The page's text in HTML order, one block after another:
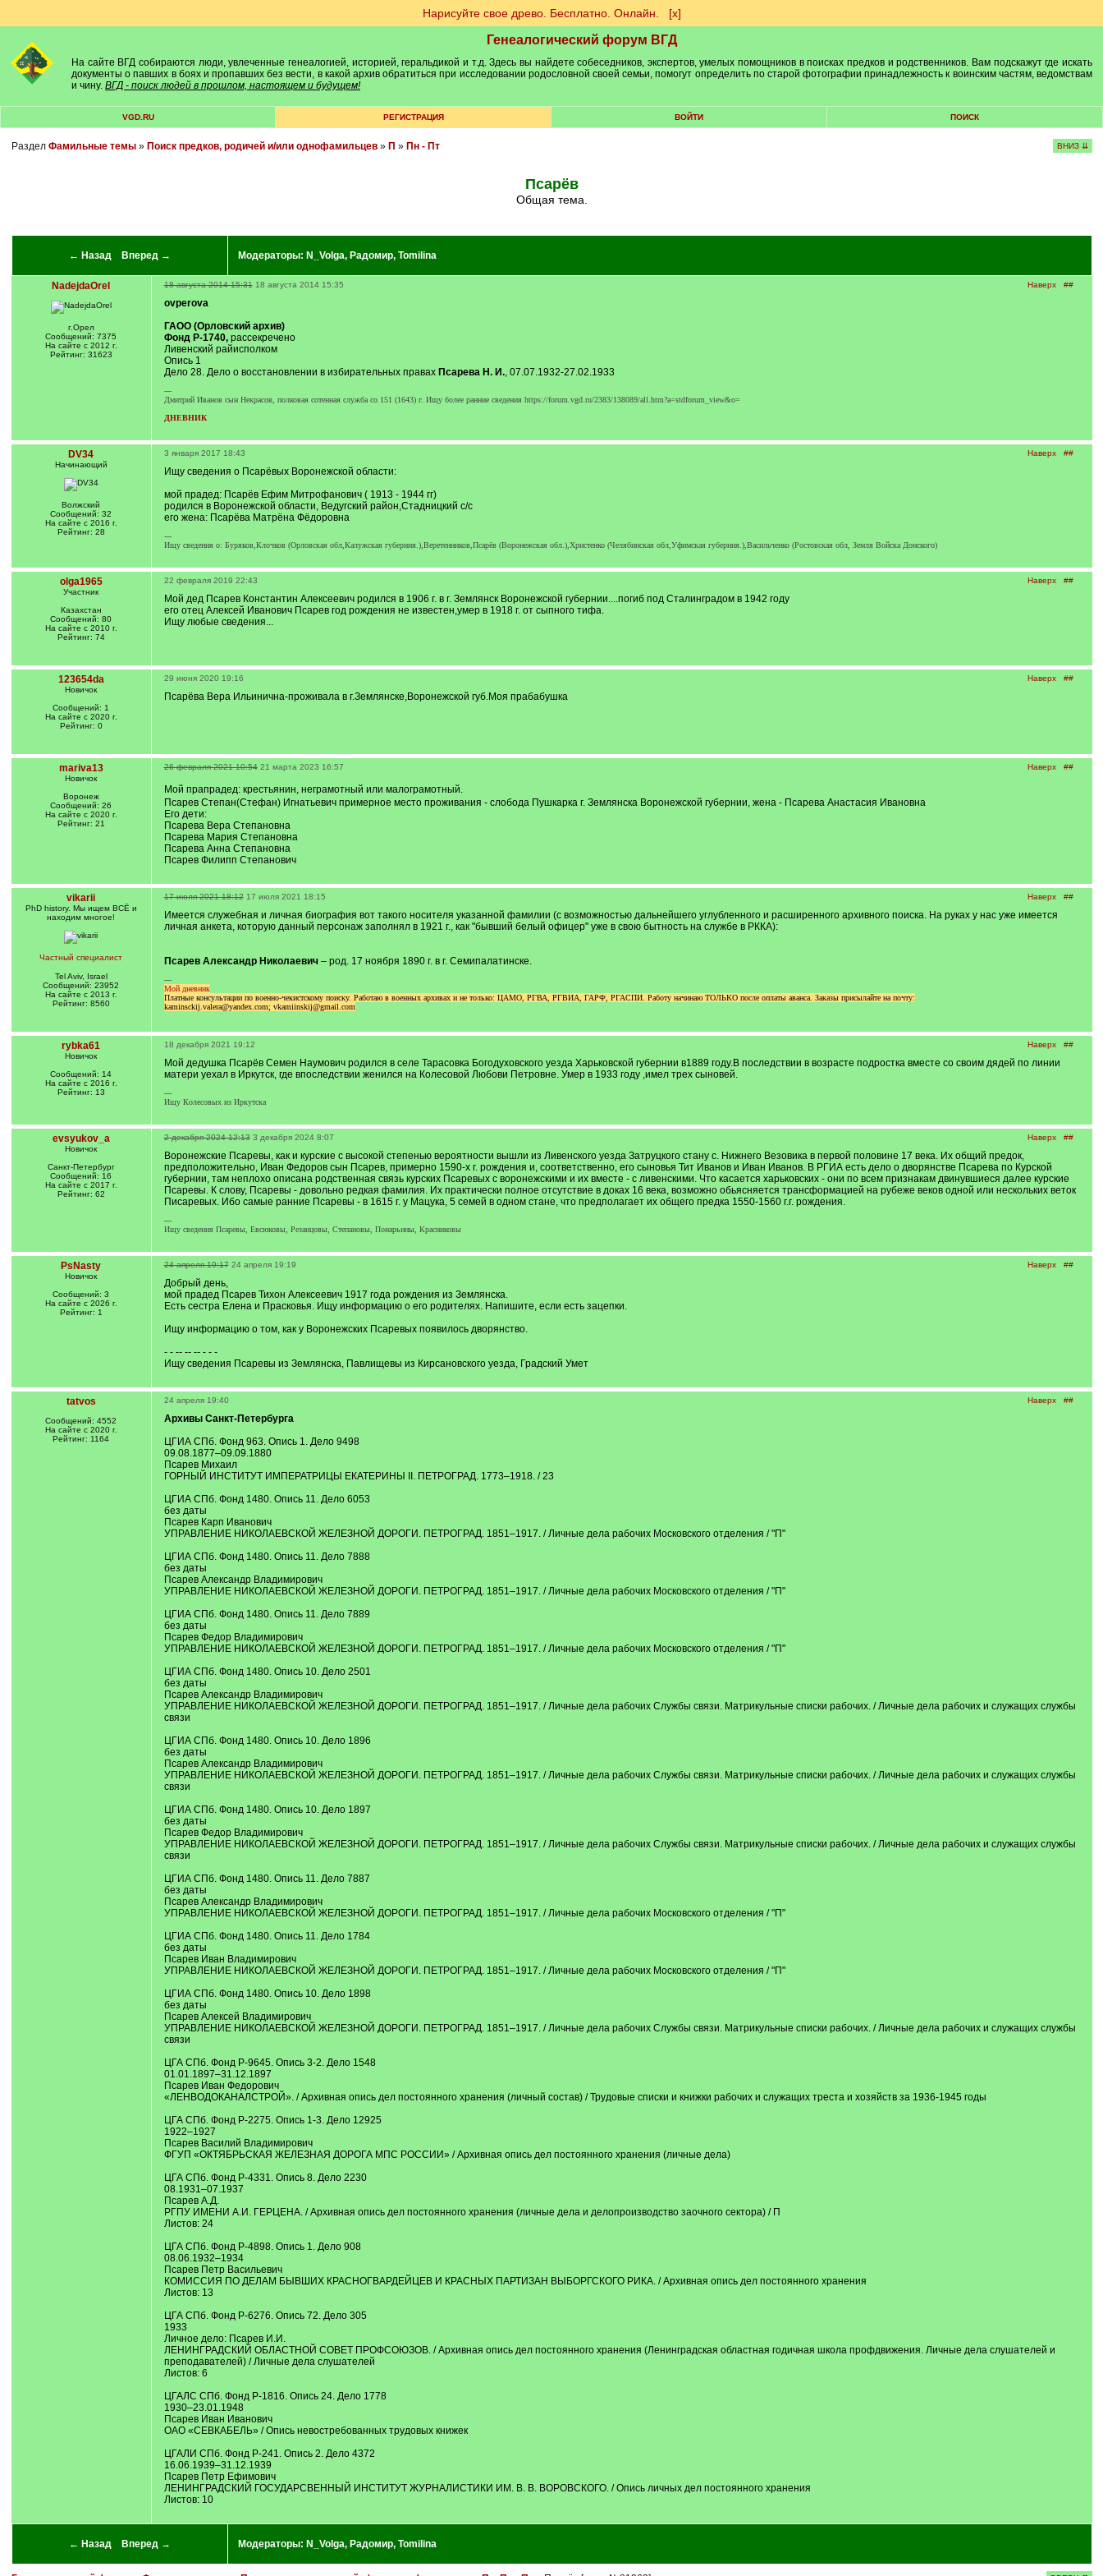
Нарисуйте свое древо. Бесплатно. Онлайн. [х]
Генеалогический форум ВГД
На сайте ВГД собираются люди, увлеченные генеалогией, историей, геральдикой и т.д. Здесь вы найдете собеседников, экспертов, умелых помощников в поисках предков и родственников. Вам подскажут где искать
документы о павших в боях и пропавших без вести, в какой архив обратиться при исследовании родословной своей семьи, помогут определить по старой фотографии принадлежность к воинским частям, ведомствам
и чину. ВГД - поиск людей в прошлом, настоящем и будущем!
VGD.RU РЕГИСТРАЦИЯ ВОЙТИ ПОИСК
Раздел Фамильные темы» Поиск предков, родичей и/или однофамильцев» П » Пн - Пт ВНИЗ ⇊
Псарёв
Общая тема.
← Назад Вперед → Модераторы: N_Volga, Радомир, Tomilina
NadejdaOrel
г.Орел
Сообщений: 7375
На сайте с 2012 г.
Рейтинг: 31623
Наверх ##
18 августа 2014 15:31 18 августа 2014 15:35
ovperova
ГАОО (Орловский архив)
Фонд Р-1740,рассекречено
Ливенский райисполком
Опись 1
Дело 28. Дело о восстановлении в избирательных правах Псарева Н. И., 07.07.1932-27.02.1933
---
Дмитрий Иванов сын Некрасов, полковая сотенная служба со 151 (1643) г. Ищу более ранние сведения https://forum.vgd.ru/2383/138089/all.htm?a=stdforum_view&o=
ДНЕВНИК
DV34
Начинающий
Волжский
Сообщений: 32
На сайте с 2016 г.
Рейтинг: 28
Наверх ##
3 января 2017 18:43
Ищу сведения о Псарёвых Воронежской области:
мой прадед: Псарёв Ефим Митрофанович ( 1913 - 1944 гг)
родился в Воронежской области, Ведугский район,Стадницкий с/с
его жена: Псарёва Матрёна Фёдоровна
---
Ищу сведения о: Буряков,Клочков (Орловская обл,Калужская губерния.),Веретенников,Псарёв (Воронежская обл.),Христенко (Челябинская обл,Уфимская губерния.),Васильченко (Ростовская обл, Земля Войска Донского)
olga1965
Участник
Казахстан
Сообщений: 80
На сайте с 2010 г.
Рейтинг: 74
Наверх ##
22 февраля 2019 22:43
Мой дед Псарев Константин Алексеевич родился в 1906 г. в г. Землянск Воронежской губернии....погиб под Сталинградом в 1942 году
его отец Алексей Иванович Псарев год рождения не известен,умер в 1918 г. от сыпного тифа.
Ищу любые сведения...
123654da
Новичок
Сообщений: 1
На сайте с 2020 г.
Рейтинг: 0
Наверх ##
29 июня 2020 19:16
Псарёва Вера Ильинична-проживала в г.Землянске,Воронежской губ.Моя прабабушка
mariva13
Новичок
Воронеж
Сообщений: 26
На сайте с 2020 г.
Рейтинг: 21
Наверх ##
26 февраля 2021 10:54 21 марта 2023 16:57
Мой прапрадед: крестьянин, неграмотный или малограмотный.
Псарев Степан(Стефан) Игнатьевич примерное место проживания - слобода Пушкарка г. Землянска Воронежской губернии, жена - Псарева Анастасия Ивановна
Его дети:
Псарева Вера Степановна
Псарева Мария Степановна
Псарева Анна Степановна
Псарев Филипп Степанович
vikarii
PhD history. Мы ищем ВСЁ и
находим многое!
Частный специалист
Tel Aviv, Israel
Сообщений: 23952
На сайте с 2013 г.
Рейтинг: 8560
Наверх ##
17 июля 2021 18:12 17 июля 2021 18:15
Имеется служебная и личная биография вот такого носителя указанной фамилии (с возможностью дальнейшего углубленного и расширенного архивного поиска. На руках у нас уже имеется
личная анкета, которую данный персонаж заполнял в 1921 г., как "бывший белый офицер" уже в свою бытность на службе в РККА):
Псарев Александр Николаевич– род. 17 ноября 1890 г. в г. Семипалатинске.
---
Мой дневник
Платные консультации по военно-чекистскому поиску. Работаю в военных архивах и не только: ЦАМО, РГВА, РГВИА, ГАРФ, РГАСПИ. Работу начинаю ТОЛЬКО после оплаты аванса. Заказы присылайте на почту:
kaminsckij.valera@yandex.com; vkamiinskij@gmail.com
rybka61
Новичок
Сообщений: 14
На сайте с 2016 г.
Рейтинг: 13
Наверх ##
18 декабря 2021 19:12
Мой дедушка Псарёв Семен Наумович родился в селе Тарасовка Богодуховского уезда Харьковской губернии в1889 году.В последствии в возрасте подростка вместе со своим дядей по линии
матери уехал в Иркутск, где впоследствии женился на Колесовой Любови Петровне. Умер в 1933 году ,имел трех сыновей.
---
Ищу Колесовых из Иркутска
evsyukov_a
Новичок
Санкт-Петербург
Сообщений: 16
На сайте с 2017 г.
Рейтинг: 62
Наверх ##
2 декабря 2024 12:13 3 декабря 2024 8:07
Воронежские Псаревы, как и курские с высокой степенью вероятности вышли из Ливенского уезда Затруцкого стану с. Нижнего Везовика в первой половине 17 века. Их общий предок,
предположительно, Иван Федоров сын Псарев, примерно 1590-х г. рождения и, соответственно, его сыновья Тит Иванов и Иван Иванов. В РГИА есть дело о дворянстве Псарева по Курской
губернии, там неплохо описана родственная связь курских Псаревых с воронежскими и их вместе - с ливенскими. Что касается харьковских - они по всем признакам двинувшиеся далее курские
Псаревы. К слову, Псаревы - довольно редкая фамилия. Их практически полное отсутствие в доках 16 века, возможно обьясняется трансформацией на рубеже веков одной или нескольких веток
Писаревых. Ибо самые ранние Псаревы - в 1615 г. у Мацука, 5 семей в одном стане, что предполагает их общего предка 1550-1560 г.г. рождения.
---
Ищу сведения Псаревы, Евсюковы, Резанцовы, Степановы, Понарьины, Красниковы
PsNasty
Новичок
Сообщений: 3
На сайте с 2026 г.
Рейтинг: 1
Наверх ##
24 апреля 19:17 24 апреля 19:19
Добрый день,
мой прадед Псарев Тихон Алексеевич 1917 года рождения из Землянска.
Есть сестра Елена и Прасковья. Ищу информацию о его родителях. Напишите, если есть зацепки.
Ищу информацию о том, как у Воронежских Псаревых появилось дворянство.
- - -- -- -- - - -
Ищу сведения Псаревы из Землянска, Павлищевы из Кирсановского уезда, Градский Умет
tatvos
Сообщений: 4552
На сайте с 2020 г.
Рейтинг: 1164
Наверх ##
24 апреля 19:40
Архивы Санкт-Петербурга
ЦГИА СПб. Фонд 963. Опись 1. Дело 9498
09.08.1877–09.09.1880
Псарев Михаил
ГОРНЫЙ ИНСТИТУТ ИМПЕРАТРИЦЫ ЕКАТЕРИНЫ II. ПЕТРОГРАД. 1773–1918. / 23
ЦГИА СПб. Фонд 1480. Опись 11. Дело 6053
без даты
Псарев Карп Иванович
УПРАВЛЕНИЕ НИКОЛАЕВСКОЙ ЖЕЛЕЗНОЙ ДОРОГИ. ПЕТРОГРАД. 1851–1917. / Личные дела рабочих Московского отделения / "П"
ЦГИА СПб. Фонд 1480. Опись 11. Дело 7888
без даты
Псарев Александр Владимирович
УПРАВЛЕНИЕ НИКОЛАЕВСКОЙ ЖЕЛЕЗНОЙ ДОРОГИ. ПЕТРОГРАД. 1851–1917. / Личные дела рабочих Московского отделения / "П"
ЦГИА СПб. Фонд 1480. Опись 11. Дело 7889
без даты
Псарев Федор Владимирович
УПРАВЛЕНИЕ НИКОЛАЕВСКОЙ ЖЕЛЕЗНОЙ ДОРОГИ. ПЕТРОГРАД. 1851–1917. / Личные дела рабочих Московского отделения / "П"
ЦГИА СПб. Фонд 1480. Опись 10. Дело 2501
без даты
Псарев Александр Владимирович
УПРАВЛЕНИЕ НИКОЛАЕВСКОЙ ЖЕЛЕЗНОЙ ДОРОГИ. ПЕТРОГРАД. 1851–1917. / Личные дела рабочих Службы связи. Матрикульные списки рабочих. / Личные дела рабочих и служащих службы
связи
ЦГИА СПб. Фонд 1480. Опись 10. Дело 1896
без даты
Псарев Александр Владимирович
УПРАВЛЕНИЕ НИКОЛАЕВСКОЙ ЖЕЛЕЗНОЙ ДОРОГИ. ПЕТРОГРАД. 1851–1917. / Личные дела рабочих Службы связи. Матрикульные списки рабочих. / Личные дела рабочих и служащих службы
связи
ЦГИА СПб. Фонд 1480. Опись 10. Дело 1897
без даты
Псарев Федор Владимирович
УПРАВЛЕНИЕ НИКОЛАЕВСКОЙ ЖЕЛЕЗНОЙ ДОРОГИ. ПЕТРОГРАД. 1851–1917. / Личные дела рабочих Службы связи. Матрикульные списки рабочих. / Личные дела рабочих и служащих службы
связи
ЦГИА СПб. Фонд 1480. Опись 11. Дело 7887
без даты
Псарев Александр Владимирович
УПРАВЛЕНИЕ НИКОЛАЕВСКОЙ ЖЕЛЕЗНОЙ ДОРОГИ. ПЕТРОГРАД. 1851–1917. / Личные дела рабочих Московского отделения / "П"
ЦГИА СПб. Фонд 1480. Опись 11. Дело 1784
без даты
Псарев Иван Владимирович
УПРАВЛЕНИЕ НИКОЛАЕВСКОЙ ЖЕЛЕЗНОЙ ДОРОГИ. ПЕТРОГРАД. 1851–1917. / Личные дела рабочих Московского отделения / "П"
ЦГИА СПб. Фонд 1480. Опись 10. Дело 1898
без даты
Псарев Алексей Владимирович
УПРАВЛЕНИЕ НИКОЛАЕВСКОЙ ЖЕЛЕЗНОЙ ДОРОГИ. ПЕТРОГРАД. 1851–1917. / Личные дела рабочих Службы связи. Матрикульные списки рабочих. / Личные дела рабочих и служащих службы
связи
ЦГА СПб. Фонд Р-9645. Опись 3-2. Дело 1548
01.01.1897–31.12.1897
Псарев Иван Федорович
«ЛЕНВОДОКАНАЛСТРОЙ». / Архивная опись дел постоянного хранения (личный состав) / Трудовые списки и книжки рабочих и служащих треста и хозяйств за 1936-1945 годы
ЦГА СПб. Фонд Р-2275. Опись 1-3. Дело 12925
1922–1927
Псарев Василий Владимирович
ФГУП «ОКТЯБРЬСКАЯ ЖЕЛЕЗНАЯ ДОРОГА МПС РОССИИ» / Архивная опись дел постоянного хранения (личные дела)
ЦГА СПб. Фонд Р-4331. Опись 8. Дело 2230
08.1931–07.1937
Псарев А.Д.
РГПУ ИМЕНИ А.И. ГЕРЦЕНА. / Архивная опись дел постоянного хранения (личные дела и делопроизводство заочного сектора) / П
Листов: 24
ЦГА СПб. Фонд Р-4898. Опись 1. Дело 908
08.06.1932–1934
Псарев Петр Васильевич
КОМИССИЯ ПО ДЕЛАМ БЫВШИХ КРАСНОГВАРДЕЙЦЕВ И КРАСНЫХ ПАРТИЗАН ВЫБОРГСКОГО РИКА. / Архивная опись дел постоянного хранения
Листов: 13
ЦГА СПб. Фонд Р-6276. Опись 72. Дело 305
1933
Личное дело: Псарев И.И.
ЛЕНИНГРАДСКИЙ ОБЛАСТНОЙ СОВЕТ ПРОФСОЮЗОВ. / Архивная опись дел постоянного хранения (Ленинградская областная годичная школа профдвижения. Личные дела слушателей и
преподавателей) / Личные дела слушателей
Листов: 6
ЦГАЛС СПб. Фонд Р-1816. Опись 24. Дело 1778
1930–23.01.1948
Псарев Иван Иванович
ОАО «СЕВКАБЕЛЬ» / Опись невостребованных трудовых книжек
ЦГАЛИ СПб. Фонд Р-241. Опись 2. Дело 4372
16.06.1939–31.12.1939
Псарев Петр Ефимович
ЛЕНИНГРАДСКИЙ ГОСУДАРСВЕННЫЙ ИНСТИТУТ ЖУРНАЛИСТИКИ ИМ. В. В. ВОРОВСКОГО. / Опись личных дел постоянного хранения
Листов: 10
← Назад Вперед → Модераторы: N_Volga, Радомир, Tomilina